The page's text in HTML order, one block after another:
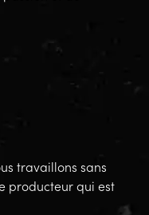
travaillons sans
producteur qui est